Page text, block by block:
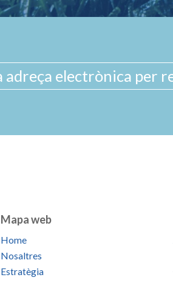
Mapa web
Home
Nosaltres
Estratègia